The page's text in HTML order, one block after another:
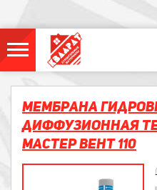
Мембрана
диффузионная
МАСТЕР ВЕНТ 110